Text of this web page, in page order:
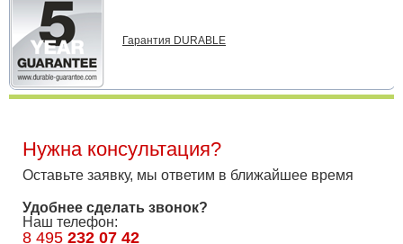
Гарантия DURABLE
Нужна консультация?
Оставьте заявку, мы ответим в ближайшее время
Удобнее сделать звонок?
Наш телефон:
8 495 232 07 42